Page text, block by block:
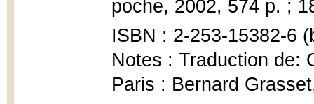
poche, 2002, 574 p. ;
ISBN : 2-253-15382-6
Notes : Traduction de:
Paris : Bernard